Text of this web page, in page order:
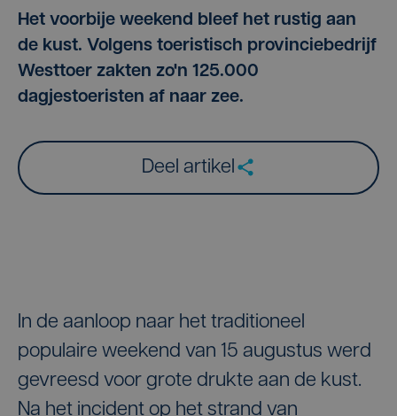
Het voorbije weekend bleef het rustig aan
de kust. Volgens toeristisch provinciebedrijf
Westtoer zakten zo'n 125.000
dagjestoeristen af naar zee.
Deel artikel
In de aanloop naar het traditioneel
populaire weekend van 15 augustus werd
gevreesd voor grote drukte aan de kust.
Na het incident op het strand van